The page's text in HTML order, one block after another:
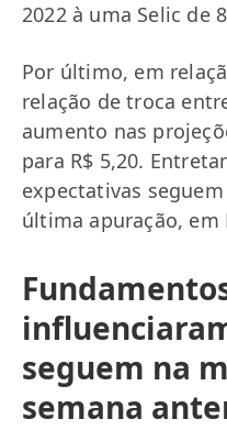
2022 à uma Selic de
Por último, em
relação de troca
aumento nas
para R$ 5,20.
expectativas
última apuração, em
seguem na
semana